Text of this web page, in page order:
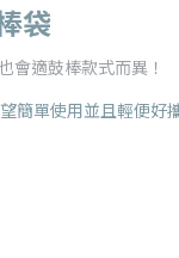
袋
會適鼓棒款式而異！
簡單使用並且輕便好